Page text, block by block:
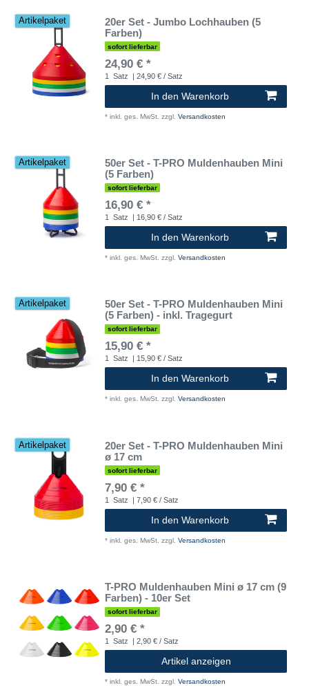
Artikelpaket
20er Set - Jumbo Lochhauben (5
Farben)
sofort lieferbar
24,90 € *
1 Satz | 24,90 € / Satz
In den Warenkorb
* inkl. ges. MwSt. zzgl. Versandkosten
Artikelpaket
50er Set - T-PRO Muldenhauben Mini
(5 Farben)
sofort lieferbar
16,90 € *
1 Satz | 16,90 € / Satz
In den Warenkorb
* inkl. ges. MwSt. zzgl. Versandkosten
Artikelpaket
50er Set - T-PRO Muldenhauben Mini
(5 Farben) - inkl. Tragegurt
sofort lieferbar
15,90 € *
1 Satz | 15,90 € / Satz
In den Warenkorb
* inkl. ges. MwSt. zzgl. Versandkosten
Artikelpaket
20er Set - T-PRO Muldenhauben Mini
ø 17 cm
sofort lieferbar
7,90 € *
1 Satz | 7,90 € / Satz
In den Warenkorb
* inkl. ges. MwSt. zzgl. Versandkosten
T-PRO Muldenhauben Mini ø 17 cm (9
Farben) - 10er Set
sofort lieferbar
2,90 € *
1 Satz | 2,90 € / Satz
Artikel anzeigen
* inkl. ges. MwSt. zzgl. Versandkosten